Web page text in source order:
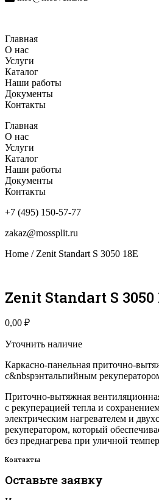
Главная
О нас
Услуги
Каталог
Наши работы
Документы
Контакты
Главная
О нас
Услуги
Каталог
Наши работы
Документы
Контакты
+7 (495) 150-57-77
zakaz@mossplit.ru
Home / Zenit Standart S 3050 18E
Zenit Standart S 3050
0,00 ₽
Уточнить наличие
Каркасно-панельная приточно-
с&nbspэнтальпийным
Приточно-вытяжная
с рекуперацией тепла и
электрическим нагревателем и
рекуператором, который
без преднагрева при уличной
Контакты
Оставьте заявку